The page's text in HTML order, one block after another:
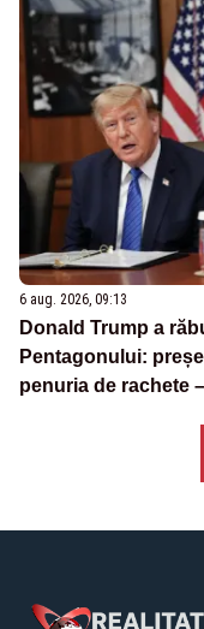
6 aug. 2026, 09:13
Donald Trump a
Pentagonului:
penuria de rachete